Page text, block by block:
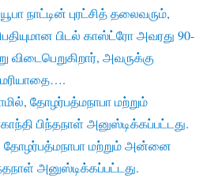
நாட்டின் புரட்சித் தலைவரும்,
பிடல் காஸ்ட்ரோ அவரது 90-
விடைபெறுகிறார், அவருக்கு
தோழர்பத்மநாபா மற்றும்
பிந்தநாள் அனுஸ்டிக்கப்பட்டது.
தோழர்பத்மநாபா மற்றும் அன்னை
அனுஸ்டிக்கப்பட்டது.